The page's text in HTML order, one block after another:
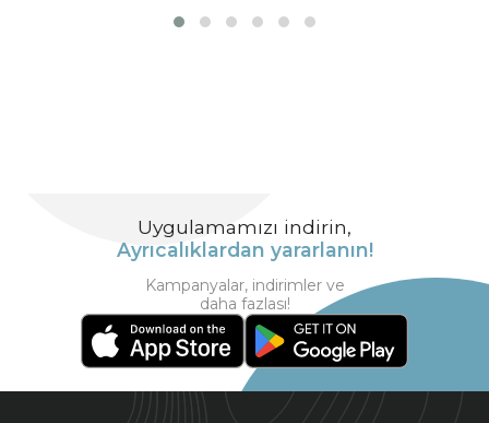
Uygulamamızı indirin,
Ayrıcalıklardan yararlanın!
Kampanyalar, indirimler ve
daha fazlası!